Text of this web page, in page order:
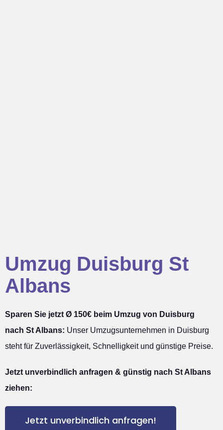
Umzug Duisburg St
Albans
Sparen Sie jetzt Ø 150€ beim Umzug von Duisburg
nach St Albans: Unser Umzugsunternehmen in Duisburg
steht für Zuverlässigkeit, Schnelligkeit und günstige Preise.
Jetzt unverbindlich anfragen & günstig nach St Albans
ziehen:
Jetzt unverbindlich anfragen!